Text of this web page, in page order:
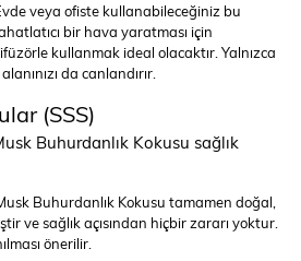
veya ofiste kullanabileceğiniz bu
bir hava yaratması için
kullanmak ideal olacaktır. Yalnızca
da canlandırır.
(SSS)
Buhurdanlık Kokusu sağlık
Buhurdanlık Kokusu tamamen doğal,
ve sağlık açısından hiçbir zararı yoktur.
önerilir.